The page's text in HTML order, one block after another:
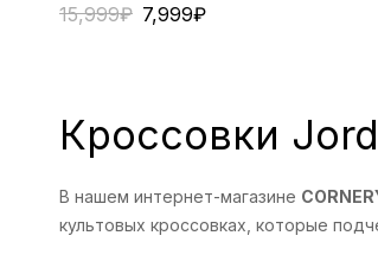
15,999₽ 7,999₽
Кроссовки
В нашем интернет-магазине
культовых кроссовках, которые